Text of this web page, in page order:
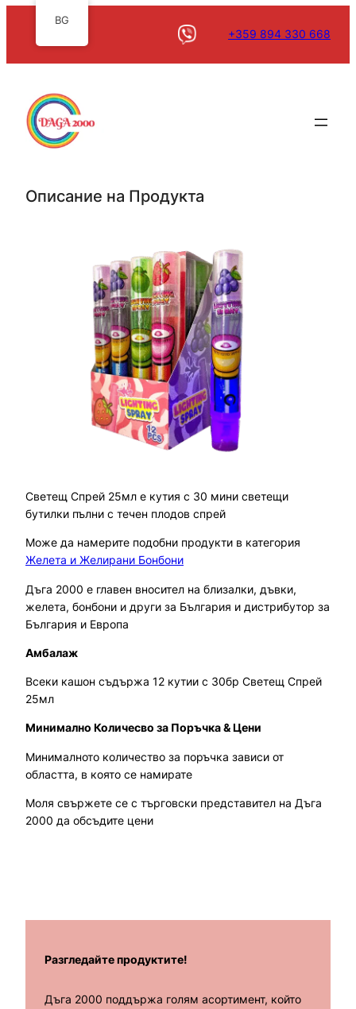
+359 894 330 668
Описание на Продукта
Светещ Спрей 25мл е кутия с 30 мини светещи
бутилки пълни с течен плодов спрей
Може да намерите подобни продукти в категория
Желета и Желирани Бонбони
Дъга 2000 е главен вносител на близалки, дъвки,
желета, бонбони и други за България и дистрибутор за
България и Европа
Амбалаж
Всеки кашон съдържа 12 кутии с 30бр Светещ Спрей
25мл
Минимално Количесво за Поръчка & Цени
Минималното количество за поръчка зависи от
областта, в която се намирате
Моля свържете се с търговски представител на Дъга
2000 да обсъдите цени
Разгледайте продуктите!
Дъга 2000 поддържа голям асортимент, който
BG